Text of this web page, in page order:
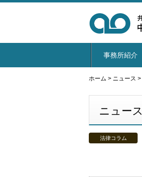
事務所紹介
ホーム > ニュース >
ニュース
法律コラム